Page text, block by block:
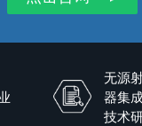
无源
器集
技术